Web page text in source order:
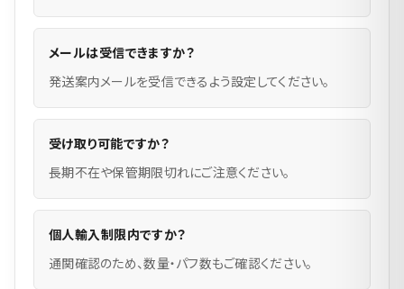
メールは受信できますか？
発送案内メールを受信できるよう設定してください。
受け取り可能ですか？
長期不在や保管期限切れにご注意ください。
個人輸入制限内ですか？
通関確認のため、数量・パフ数もご確認ください。